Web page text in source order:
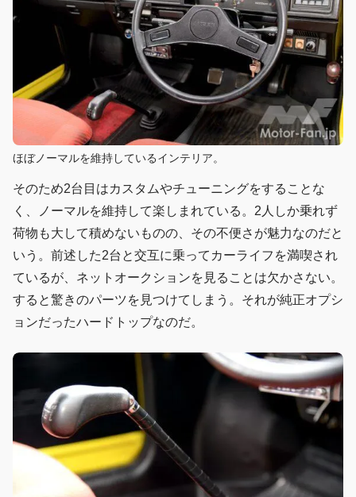
ほぼノーマルを維持しているインテリア。
そのため2台目はカスタムやチューニングをすることな
く、ノーマルを維持して楽しまれている。2人しか乗れず
荷物も大して積めないものの、その不便さが魅力なのだと
いう。前述した2台と交互に乗ってカーライフを満喫され
ているが、ネットオークションを見ることは欠かさない。
すると驚きのパーツを見つけてしまう。それが純正オプシ
ョンだったハードトップなのだ。